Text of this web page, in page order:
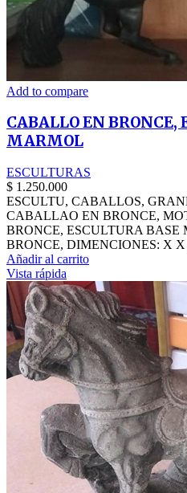
Add to compare
CABALLO EN BRONCE,
MARMOL
ESCULTURAS
$ 1.250.000
ESCULTU, CABALLOS,
CABALLAO EN BRONCE,
BRONCE, ESCULTURA
BRONCE, DIMENCIONES: X X
Añadir al carrito
Vista rápida